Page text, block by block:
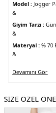
Model : Jogger
&
Giyim Tarzı :
&
Materyal : % 70
&
&
&
Kalıp Bilgisi:
Devamını Gör
SİZE ÖZEL